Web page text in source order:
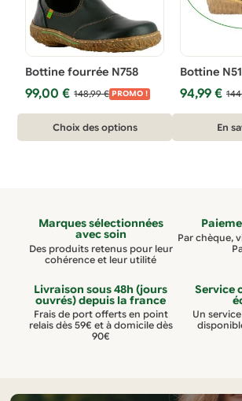
peuvent
être
choisies
sur
la
page
du
peuvent
choisies
sur
la
page
du
Bottine fourrée N758
148,99€
Le
initial
était :
99,00€
Le
actuel
est :
PROMO !
Choix des options
produit
options
peuvent
être
choisies
sur
Bottine
Le
était :
94,99 €
Le
est :
En
produit
options
choisies
sur
Marques sélectionnées
avec soin
Des produits retenus pour leur
cohérence et leur utilité
Par chèque,
Livraison sous 48h (jours
ouvrés) depuis la france
Frais de port offerts en point
relais dès 59€ et à domicile dès
90€
Service
Un